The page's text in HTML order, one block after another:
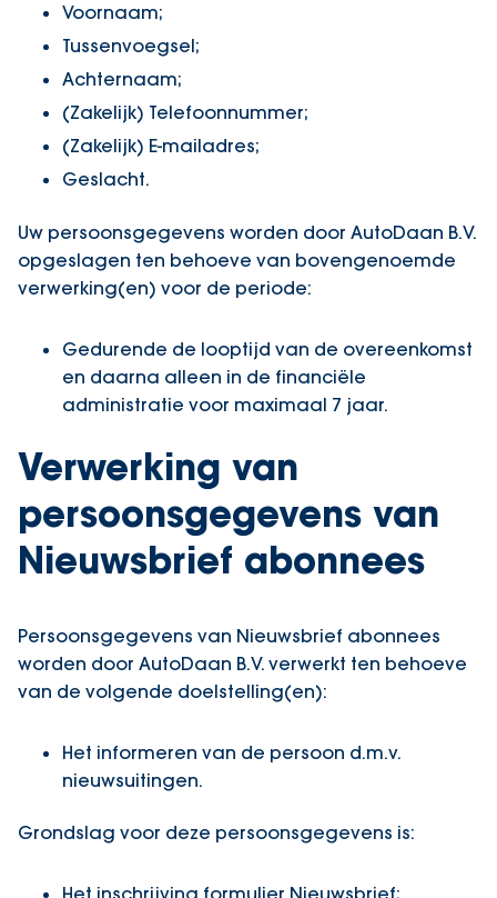
Voornaam;
Tussenvoegsel;
Achternaam;
(Zakelijk) Telefoonnummer;
(Zakelijk) E-mailadres;
Geslacht.
Uw persoonsgegevens worden door AutoDaan B.V.
opgeslagen ten behoeve van bovengenoemde
verwerking(en) voor de periode:
Gedurende de looptijd van de overeenkomst
en daarna alleen in de financiële
administratie voor maximaal 7 jaar.
Verwerking van
persoonsgegevens van
Nieuwsbrief abonnees
Persoonsgegevens van Nieuwsbrief abonnees
worden door AutoDaan B.V. verwerkt ten behoeve
van de volgende doelstelling(en):
Het informeren van de persoon d.m.v.
nieuwsuitingen.
Grondslag voor deze persoonsgegevens is: